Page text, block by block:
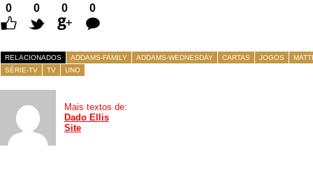
0 0 0
0
Comentários
RELACIONADOS ADDAMS-FAMILY ADDAMS-WEDNESDAY CARTAS JOGOS
SÉRIE-TV
TV UNO
Mais textos de:
Dado Ellis
Site